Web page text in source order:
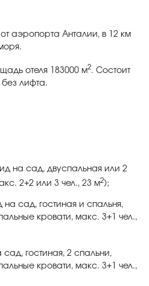
аэропорта Анталии, в 12 км
отеля 183000 м2. Состоит
без лифта.
на сад, двуспальная или 2
2+2 или 3 чел., 23 м2);
на сад, гостиная и спальня,
кровати, макс. 3+1 чел.,
сад, гостиная, 2 спальни,
кровати, макс. 3+1 чел.,